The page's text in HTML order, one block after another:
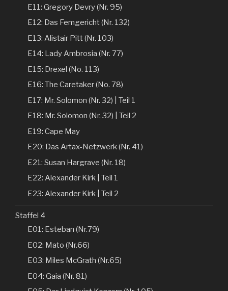
E11: Gregory Devry (Nr. 95)
E12: Das Femgericht (Nr. 132)
E13: Alistair Pitt (Nr. 103)
E14: Lady Ambrosia (Nr. 77)
E15: Drexel (No. 113)
E16: The Caretaker (No. 78)
E17: Mr. Solomon (Nr. 32) | Teil 1
E18: Mr. Solomon (Nr. 32) | Teil 2
E19: Cape May
E20: Das Artax-Netzwerk (Nr. 41)
E21: Susan Hargrave (Nr. 18)
E22: Alexander Kirk | Teil 1
E23: Alexander Kirk | Teil 2
Staffel 4
E01: Esteban (Nr.79)
E02: Mato (Nr.66)
E03: Miles McGrath (Nr.65)
E04: Gaia (Nr. 81)